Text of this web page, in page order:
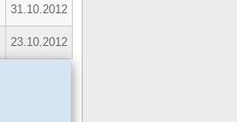
31.10.2012
23.10.2012